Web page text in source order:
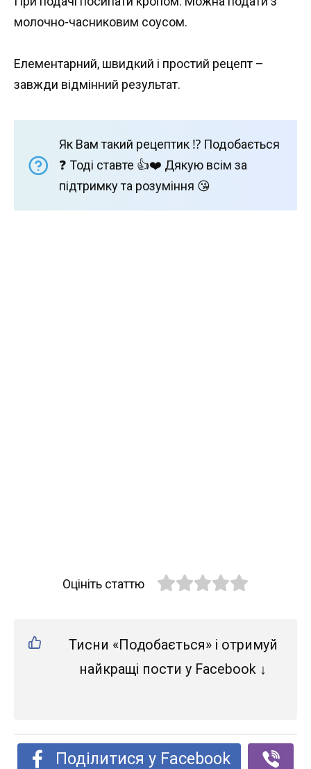
молочно-часниковим соусом.
Елементарний, швидкий і простий рецепт –
завжди відмінний результат.
Як Вам такий рецептик ⁉️ Подобається
❓ Тоді ставте 👍❤️ Дякую всім за
підтримку та розуміння 😘
Оцініть статтю
Тисни «Подобається» і отримуй
найкращі пости у Facebook ↓
Поділитися у Facebook